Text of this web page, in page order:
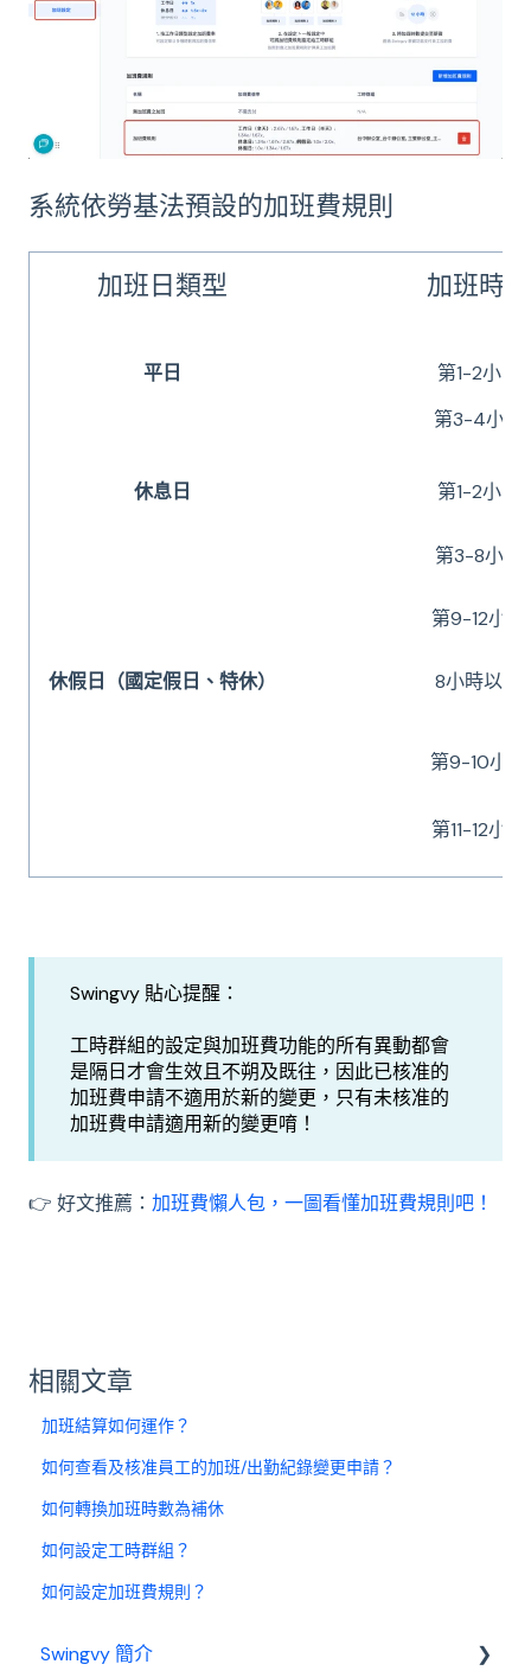
系統依勞基法預設的加班費規則
加班日類型 加班時間
平日
第1-2小時
第3-4小時
休息日 第1-2小時
第3-8小時
第9-12小時
休假日（國定假日、特休） 8小時以內
第9-10小時
第11-12小時
Swingvy 貼心提醒：
工時群組的設定與加班費功能的所有異動都會
是隔日才會生效且不朔及既往，因此已核准的
加班費申請不適用於新的變更，只有未核准的
加班費申請適用新的變更唷！
👉 好文推薦： 加班費懶人包，一圖看懂加班費規則吧！
相關文章
加班結算如何運作？
如何查看及核准員工的加班/出勤紀錄變更申請？
如何轉換加班時數為補休
如何設定工時群組？
如何設定加班費規則？
Swingvy 簡介